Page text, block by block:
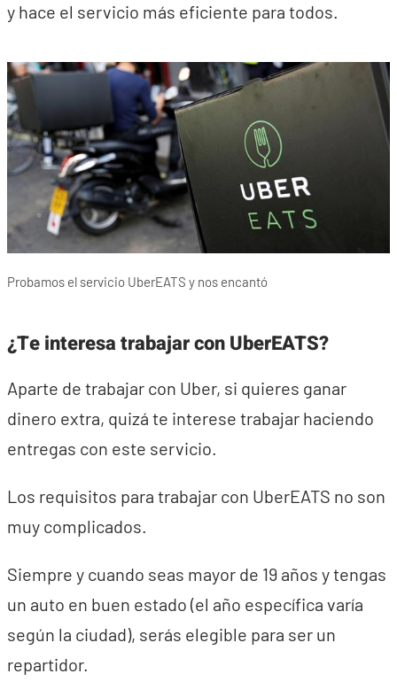
y hace el servicio más eficiente para todos.
Probamos el servicio UberEATS y nos encantó
¿Te interesa trabajar con UberEATS?
Aparte de trabajar con Uber, si quieres ganar
dinero extra, quizá te interese trabajar haciendo
entregas con este servicio.
Los requisitos para trabajar con UberEATS no son
muy complicados.
Siempre y cuando seas mayor de 19 años y tengas
un auto en buen estado (el año específica varía
según la ciudad), serás elegible para ser un
repartidor.